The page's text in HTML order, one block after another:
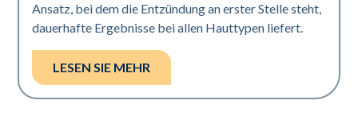
Ansatz, bei dem die Entzündung an erster Stelle steht,
dauerhafte Ergebnisse bei allen Hauttypen liefert.
LESEN SIE MEHR